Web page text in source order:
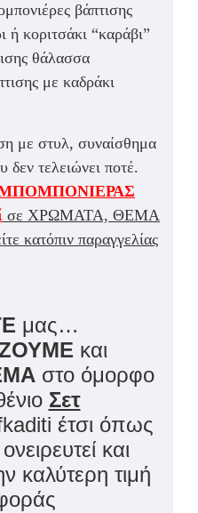
βάπτισης
ή κοριτσάκι “καράβι”
θάλασσα
με καδράκι
με στυλ, συναίσθημα
δεν τελειώνει ποτέ.
σε ΧΡΩΜΑΤΑ, ΘΕΜΑ
κατόπιν παραγγελίας
μας…
και
στο όμορφο
Σετ
έτσι όπως
και
καλύτερη τιμή